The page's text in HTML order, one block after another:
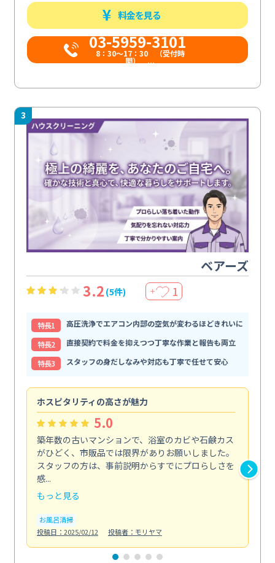
料金を見る
03-5959-3101
8：30～17：30 （受付時
間） ...
3
ベアーズ
3.2 (5件) ＋ 1
特⻑1
高圧洗浄でエアコン内部の空気が変わるほどきれいに
特⻑2
直接契約で料金を抑えつつ丁寧な作業と報告も両立
特⻑3
スタッフの身だしなみや対応も丁寧で任せて安心
ホスピタリティの高さが魅力
5.0
築年数の古いマンションで、浴室のカビや石鹸カス
がひどく、市販品では限界がありお願いしました。
スタッフの方は、事前説明からすでにプロらしさを
感...
もっと見る
お風呂清掃
投稿日：2025/02/12
投稿者：モリヤマ